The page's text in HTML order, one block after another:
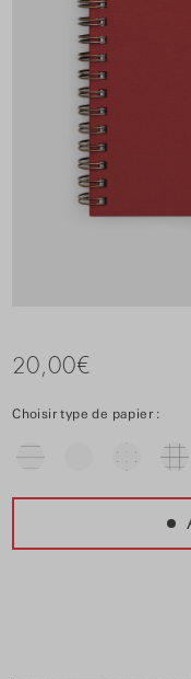
20,00€
Choisir type de papier :